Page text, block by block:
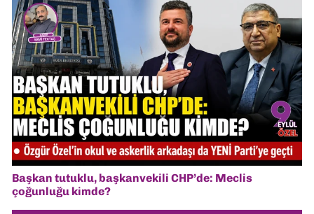
Başkan tutuklu, başkanvekili CHP’de: Meclis
çoğunluğu kimde?